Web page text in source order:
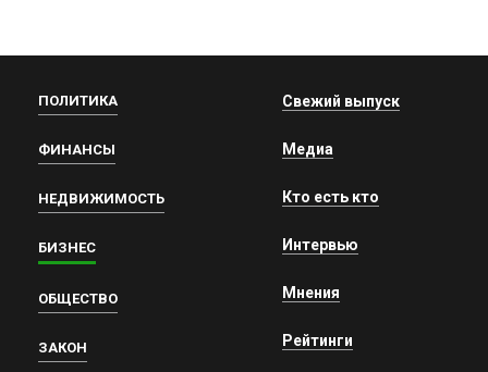
ПОЛИТИКА
ФИНАНСЫ
НЕДВИЖИМОСТЬ
БИЗНЕС
ОБЩЕСТВО
ЗАКОН
Свежий выпуск
Медиа
Кто есть кто
Интервью
Мнения
Рейтинги